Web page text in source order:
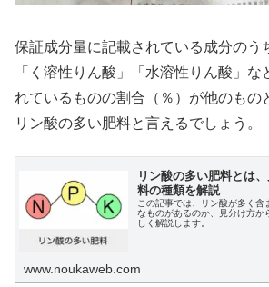
保証成分量に記載されている成分のう
「く溶性りん酸」「水溶性りん酸」な
れているものの割合（％）が他のもの
リン酸の多い肥料と言えるでしょう。
リン酸の多い肥料とは
料の種類を解説
この記事では、リン酸が多く含
なものがあるのか、見分け方か
しく解説します。
www.noukaweb.com